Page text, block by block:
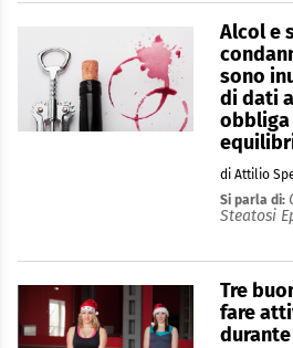
Alcol e
sono
di dati
obbliga
di Attilio
Si parla di:
Steatosi
Tre
fare